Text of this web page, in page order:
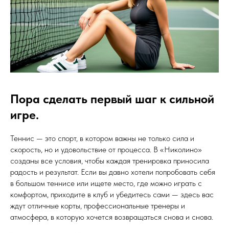
Пора сделать первый шаг к сильной
игре.
Теннис — это спорт, в котором важны не только сила и
скорость, но и удовольствие от процесса. В «Николино»
созданы все условия, чтобы каждая тренировка приносила
радость и результат. Если вы давно хотели попробовать себя
в большом теннисе или ищете место, где можно играть с
комфортом, приходите в клуб и убедитесь сами — здесь вас
ждут отличные корты, профессиональные тренеры и
атмосфера, в которую хочется возвращаться снова и снова.